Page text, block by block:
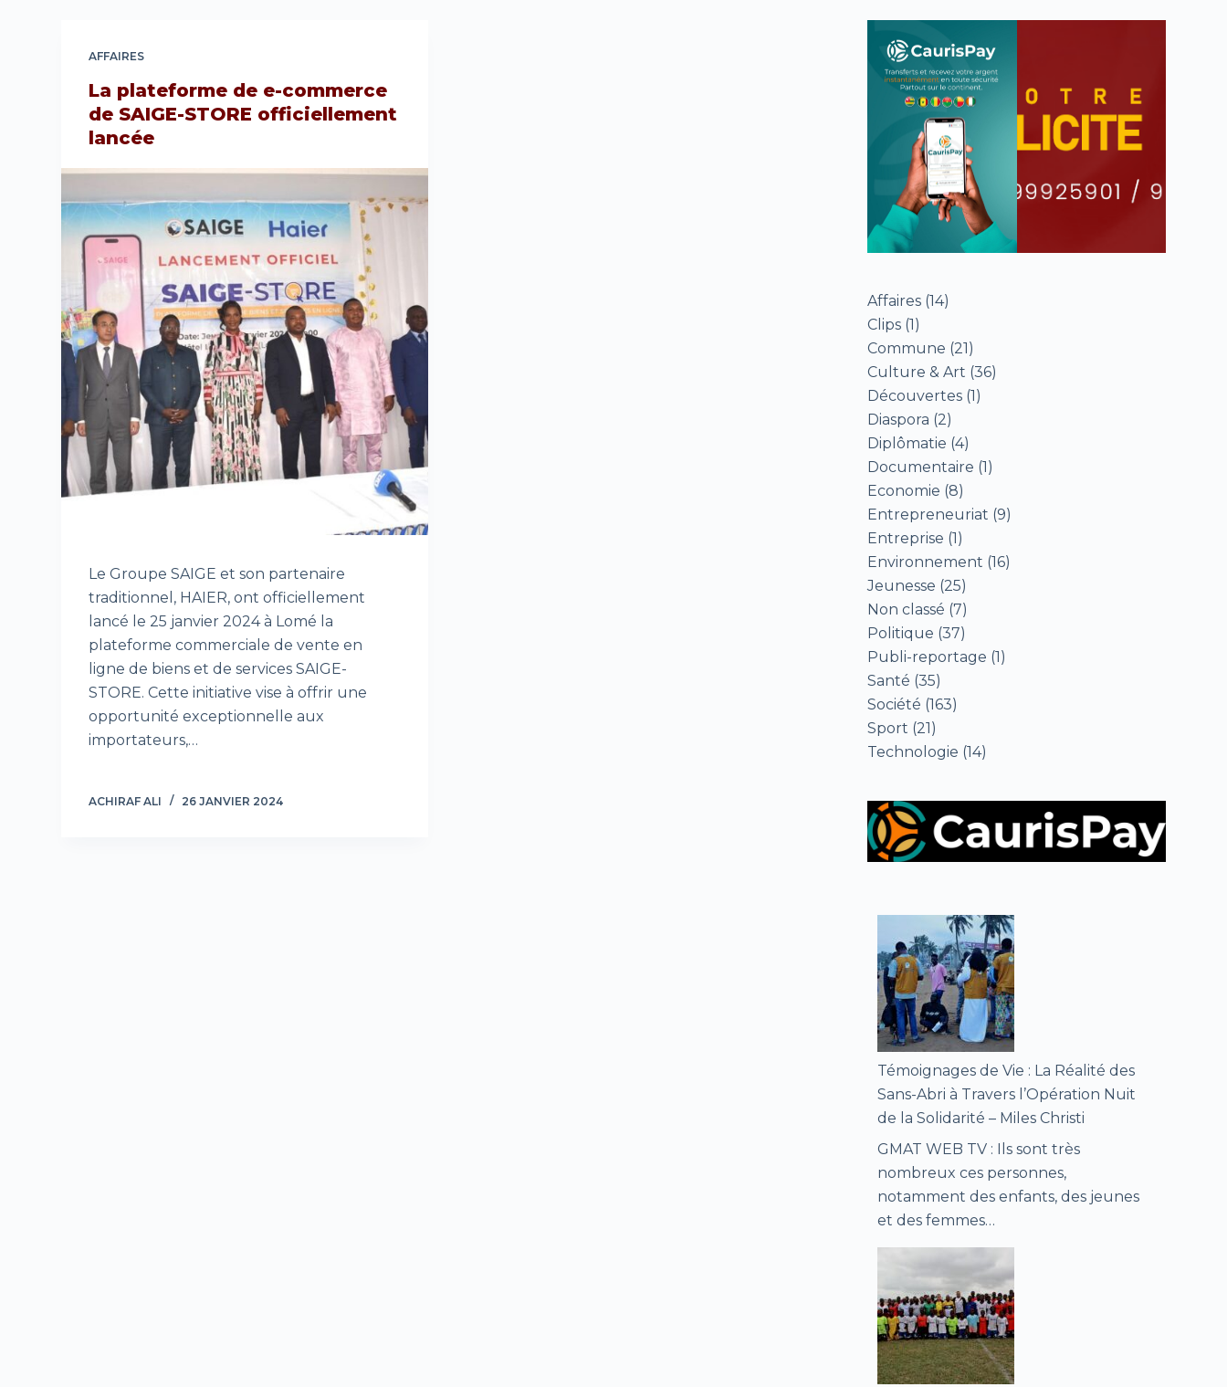
AFFAIRES
La plateforme de e-commerce
de SAIGE-STORE officiellement
lancée
Le Groupe SAIGE et son partenaire
traditionnel, HAIER, ont officiellement
lancé le 25 janvier 2024 à Lomé la
plateforme commerciale de vente en
ligne de biens et de services SAIGE-
STORE. Cette initiative vise à offrir une
opportunité exceptionnelle aux
importateurs,…
ACHIRAF ALI 26 JANVIER 2024
Affaires (14)
Clips (1)
Commune (21)
Culture & Art (36)
Découvertes (1)
Diaspora (2)
Diplômatie (4)
Documentaire (1)
Economie (8)
Entrepreneuriat (9)
Entreprise (1)
Environnement (16)
Jeunesse (25)
Non classé (7)
Politique (37)
Publi-reportage (1)
Santé (35)
Société (163)
Sport (21)
Technologie (14)
Témoignages de Vie : La Réalité des
Sans-Abri à Travers l’Opération Nuit
de la Solidarité – Miles Christi
GMAT WEB TV : Ils sont très
nombreux ces personnes,
notamment des enfants, des jeunes
et des femmes…